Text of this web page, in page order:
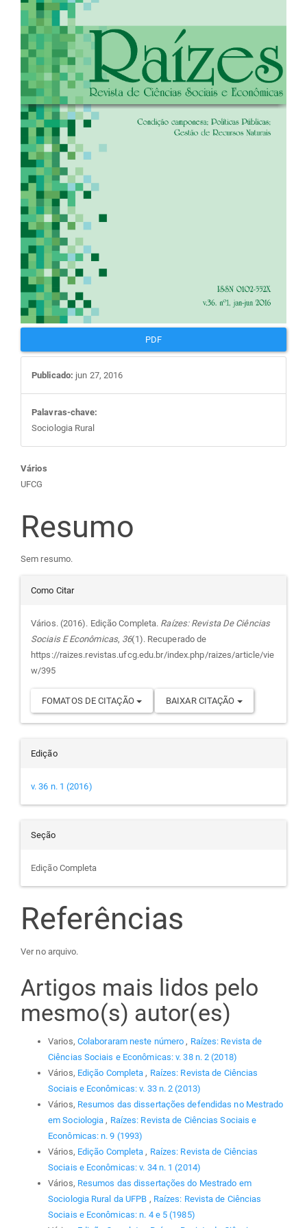
de
artigos
PDF
Publicado: jun 27, 2016
Palavras-chave:
Sociologia Rural
Conteúdo
do
artigo
principal
Vários
UFCG
Resumo
Sem resumo.
Detalhes
do
artigo
Como Citar
Vários. (2016). Edição Completa. Raízes: Revista De Ciências
Sociais E Econômicas, 36(1). Recuperado de
https://raizes.revistas.ufcg.edu.br/index.php/raizes/article/vie
w/395
FOMATOS DE CITAÇÃO BAIXAR CITAÇÃO
Edição
v. 36 n. 1 (2016)
Seção
Edição Completa
Referências
Ver no arquivo.
Artigos mais lidos pelo
mesmo(s) autor(es)
Varios, Colaboraram neste número, Raízes: Revista de
Ciências Sociais e Econômicas: v. 38 n. 2 (2018)
Vários, Edição Completa, Raízes: Revista de Ciências
Sociais e Econômicas: v. 33 n. 2 (2013)
Vários, Resumos das dissertações defendidas no Mestrado
em Sociologia, Raízes: Revista de Ciências Sociais e
Econômicas: n. 9 (1993)
Vários, Edição Completa, Raízes: Revista de Ciências
Sociais e Econômicas: v. 34 n. 1 (2014)
Vários, Resumos das dissertações do Mestrado em
Sociologia Rural da UFPB , Raízes: Revista de Ciências
Sociais e Econômicas: n. 4 e 5 (1985)